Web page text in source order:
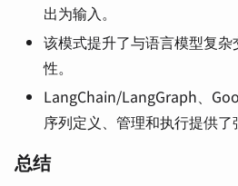
出为输入。
该模式提升了与语言模型复
性。
LangChain/LangGraph、
序列定义、管理和执行提供了
总结